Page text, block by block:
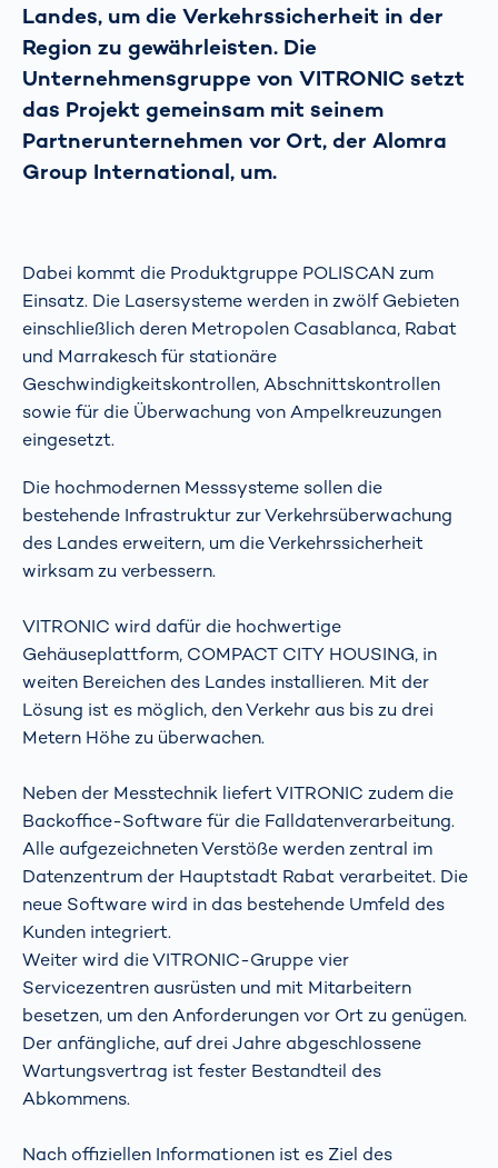
Landes, um die Verkehrssicherheit in der
Region zu gewährleisten. Die
Unternehmensgruppe von VITRONIC setzt
das Projekt gemeinsam mit seinem
Partnerunternehmen vor Ort, der Alomra
Group International, um.
Dabei kommt die Produktgruppe POLISCAN zum
Einsatz. Die Lasersysteme werden in zwölf Gebieten
einschließlich deren Metropolen Casablanca, Rabat
und Marrakesch für stationäre
Geschwindigkeitskontrollen, Abschnittskontrollen
sowie für die Überwachung von Ampelkreuzungen
eingesetzt.
Die hochmodernen Messsysteme sollen die
bestehende Infrastruktur zur Verkehrsüberwachung
des Landes erweitern, um die Verkehrssicherheit
wirksam zu verbessern.
VITRONIC wird dafür die hochwertige
Gehäuseplattform, COMPACT CITY HOUSING, in
weiten Bereichen des Landes installieren. Mit der
Lösung ist es möglich, den Verkehr aus bis zu drei
Metern Höhe zu überwachen.
Neben der Messtechnik liefert VITRONIC zudem die
Backoffice-Software für die Falldatenverarbeitung.
Alle aufgezeichneten Verstöße werden zentral im
Datenzentrum der Hauptstadt Rabat verarbeitet. Die
neue Software wird in das bestehende Umfeld des
Kunden integriert.
Weiter wird die VITRONIC-Gruppe vier
Servicezentren ausrüsten und mit Mitarbeitern
besetzen, um den Anforderungen vor Ort zu genügen.
Der anfängliche, auf drei Jahre abgeschlossene
Wartungsvertrag ist fester Bestandteil des
Abkommens.
Nach offiziellen Informationen ist es Ziel des